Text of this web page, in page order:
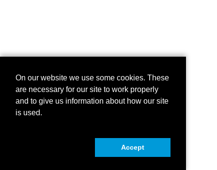
On our website we use some cookies. These
are necessary for our site to work properly
and to give us information about how our site
is used.
Accept